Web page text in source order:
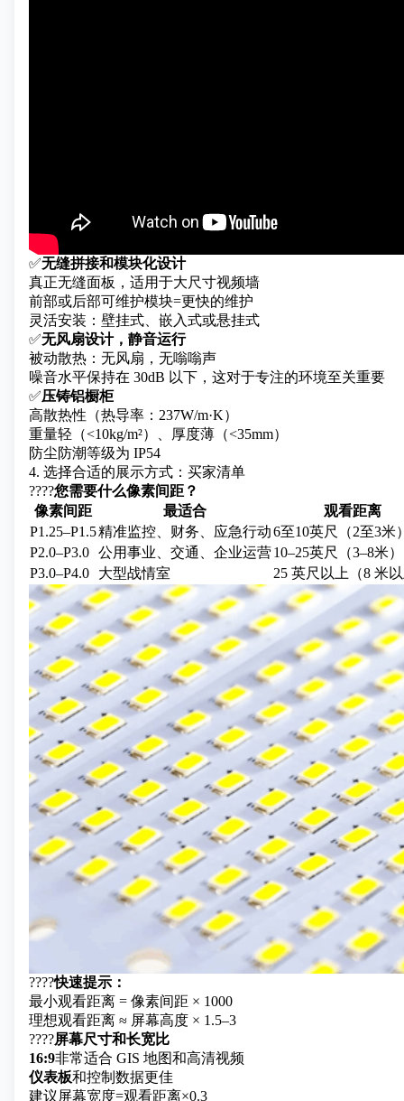
✅无缝拼接和模块化设计
真正无缝面板，适用于大尺寸视频墙
前部或后部可维护模块=更快的维护
灵活安装：壁挂式、嵌入式或悬挂式
✅无风扇设计，静音运行
被动散热：无风扇，无嗡嗡声
噪音水平保持在 30dB 以下，这对于专注的环境至关重要
✅压铸铝橱柜
高散热性（热导率：237W/m·K）
重量轻（<10kg/m²）、厚度薄（<35mm）
防尘防潮等级为 IP54
4. 选择合适的展示方式：买家清单
????您需要什么像素间距？
像素间距
最适合
观看距离
P1.25–P1.5精准监控、财务、应急行动6至10英尺（2至3米
P2.0–P3.0 公用事业、交通、企业运营10–25英尺（3–8米）
P3.0–P4.0
大型战情室 25 英尺以上（8 米
????快速提示：
最小观看距离 = 像素间距 × 1000
理想观看距离 ≈ 屏幕高度 × 1.5–3
????屏幕尺寸和长宽比
16:9非常适合 GIS 地图和高清视频
仪表板和控制数据更佳
建议屏幕宽度=观看距离×0.3